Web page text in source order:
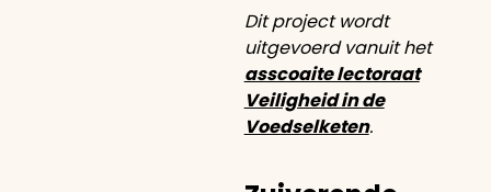
Dit project wordt
uitgevoerd vanuit het
asscoaite lectoraat
Veiligheid in de
Voedselketen.